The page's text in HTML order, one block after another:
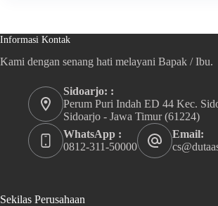
Informasi Kontak
Kami dengan senang hati melayani Bapak / Ibu.
Sidoarjo: :
Perum Puri Indah ED 44 Kec.
Sidoarjo - Jawa Timur (61224)
WhatsApp :
0812-311-50000
Email:
Sekilas Perusahaan